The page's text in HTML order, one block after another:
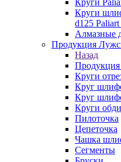
Круги
Круги
d125
Алмазные
Продукция
Назад
Продукция
Круги
Круг
Круг
Круги
Пилоточка
Цепеточка
Чашка
Сегменты